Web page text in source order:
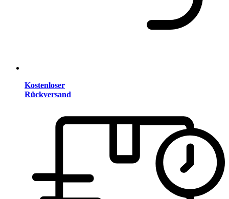
Kostenloser
Rückversand